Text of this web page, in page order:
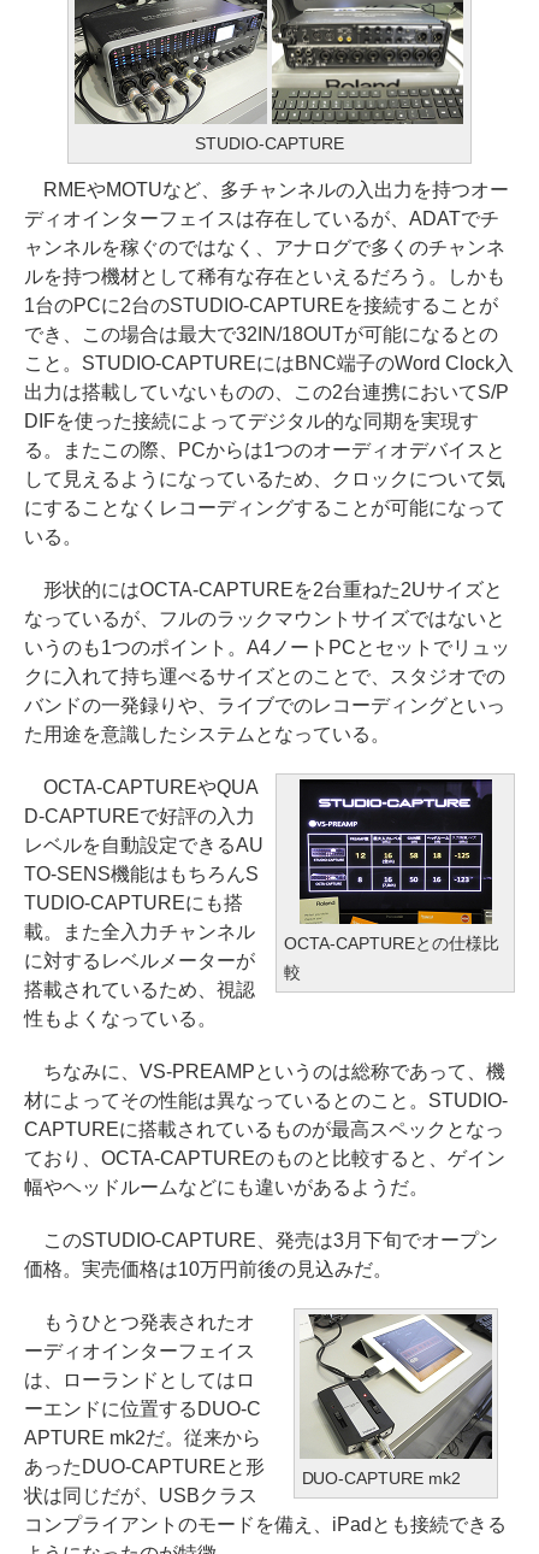
STUDIO-CAPTURE
RMEやMOTUなど、多チャンネルの入出力を持つオー
ディオインターフェイスは存在しているが、ADATでチ
ャンネルを稼ぐのではなく、アナログで多くのチャンネ
ルを持つ機材として稀有な存在といえるだろう。しかも
1台のPCに2台のSTUDIO-CAPTUREを接続することが
でき、この場合は最大で32IN/18OUTが可能になるとの
こと。STUDIO-CAPTUREにはBNC端子のWord Clock入
出力は搭載していないものの、この2台連携においてS/P
DIFを使った接続によってデジタル的な同期を実現す
る。またこの際、PCからは1つのオーディオデバイスと
して見えるようになっているため、クロックについて気
にすることなくレコーディングすることが可能になって
いる。
形状的にはOCTA-CAPTUREを2台重ねた2Uサイズと
なっているが、フルのラックマウントサイズではないと
いうのも1つのポイント。A4ノートPCとセットでリュッ
クに入れて持ち運べるサイズとのことで、スタジオでの
バンドの一発録りや、ライブでのレコーディングといっ
た用途を意識したシステムとなっている。
OCTA-CAPTUREとの仕様比
較
OCTA-CAPTUREやQUA
D-CAPTUREで好評の入力
レベルを自動設定できるAU
TO-SENS機能はもちろんS
TUDIO-CAPTUREにも搭
載。また全入力チャンネル
に対するレベルメーターが
搭載されているため、視認
性もよくなっている。
ちなみに、VS-PREAMPというのは総称であって、機
材によってその性能は異なっているとのこと。STUDIO-
CAPTUREに搭載されているものが最高スペックとなっ
ており、OCTA-CAPTUREのものと比較すると、ゲイン
幅やヘッドルームなどにも違いがあるようだ。
このSTUDIO-CAPTURE、発売は3月下旬でオープン
価格。実売価格は10万円前後の見込みだ。
DUO-CAPTURE mk2
もうひとつ発表されたオ
ーディオインターフェイス
は、ローランドとしてはロ
ーエンドに位置するDUO-C
APTURE mk2だ。従来から
あったDUO-CAPTUREと形
状は同じだが、USBクラス
コンプライアントのモードを備え、iPadとも接続できる